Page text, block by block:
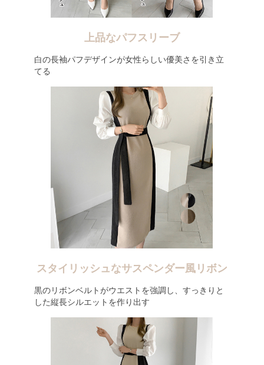
上品なパフスリーブ
白の長袖パフデザインが女性らしい優美さを引き立
てる
スタイリッシュなサスペンダー風リボン
黒のリボンベルトがウエストを強調し、すっきりと
した縦長シルエットを作り出す